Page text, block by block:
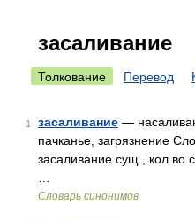
засаливание
Толкование Перевод
1 засаливание —
пачканье, загрязнение
засаливание сущ., кол во
Словарь синонимов